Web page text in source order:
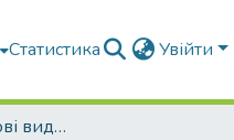
Статистика Увійти
Навчальні та наукові видання